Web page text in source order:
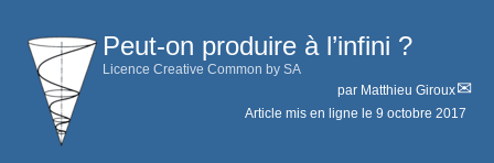
Peut-on produire à l’infini ?
Licence Creative Common by SA
par Matthieu Giroux
Article mis en ligne le 9 octobre 2017